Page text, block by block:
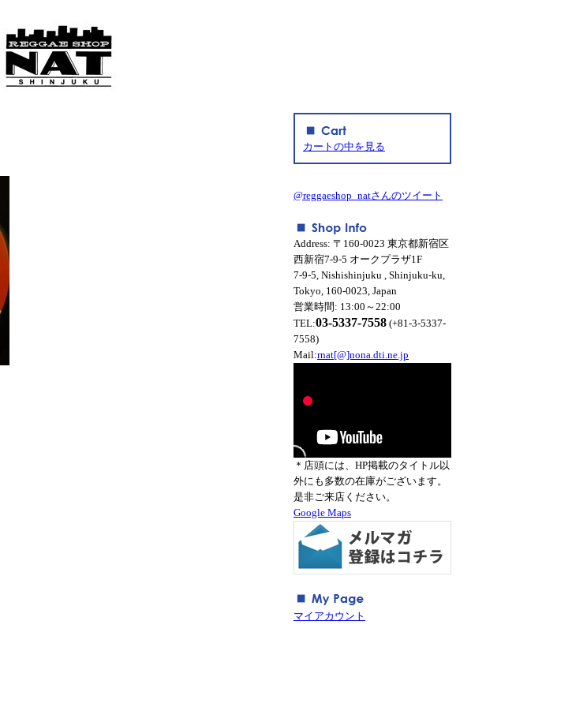
カートの中を見る
@reggaeshop_natさんのツイート
Address: 〒160-0023 東京都新宿区
西新宿7-9-5 オークプラザ1F
7-9-5, Nishishinjuku , Shinjuku-ku,
Tokyo, 160-0023, Japan
営業時間: 13:00～22:00
TEL:03-5337-7558 (+81-3-5337-
7558)
Mail:rnat[@]nona.dti.ne.jp
＊店頭には、HP掲載のタイトル以
外にも多数の在庫がございます。
是非ご来店ください。
Google Maps
マイアカウント